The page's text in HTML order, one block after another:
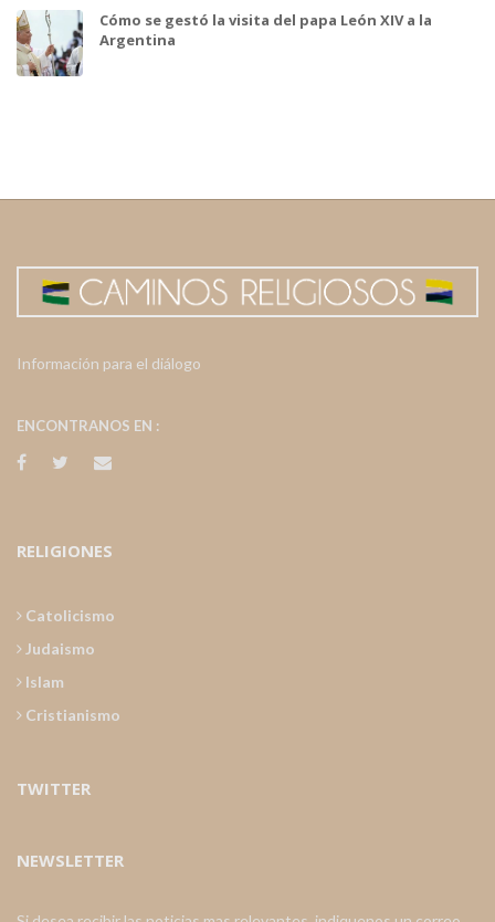
Cómo se gestó la visita del papa León XIV a la
Argentina
Información para el diálogo
ENCONTRANOS EN :
RELIGIONES
Catolicismo
Judaismo
Islam
Cristianismo
TWITTER
NEWSLETTER